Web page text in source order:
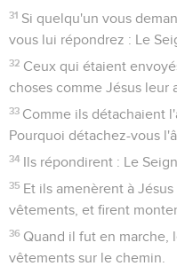
31 Si quelqu'un vous
vous lui répondrez : Le
32 Ceux qui étaient
choses comme Jésus leur
33 Comme ils détachaient
Pourquoi détachez-vous
34 Ils répondirent : Le
35 Et ils amenèrent à
vêtements, et firent monter
36 Quand il fut en marche,
vêtements sur le chemin.